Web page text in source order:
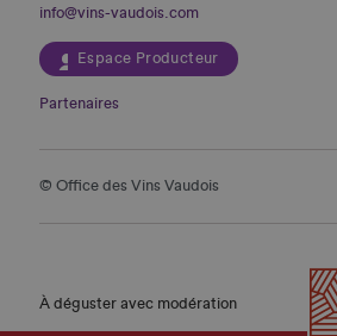
info@vins-vaudois.com
Espace Producteur
Partenaires
© Office des Vins Vaudois
À déguster avec modération